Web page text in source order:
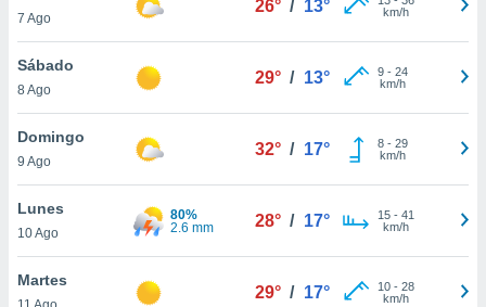
más
nuestra
y
de
disponible
7 Ago
26° / 13°
km/h
Sábado
8 Ago
29° / 13° 9- 24
km/h
Domingo
9 Ago
32° / 17° 8- 29
km/h
Lunes
10 Ago
80%
2.6 mm
28° / 17° 15- 41
km/h
Martes
29° / 17° 10- 28
km/h